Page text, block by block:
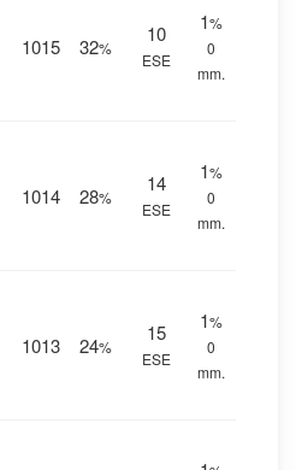
1015 32%
10
ESE
1%
0
mm.
1014 28%
14
ESE
1%
0
mm.
1013 24%
15
ESE
1%
0
mm.